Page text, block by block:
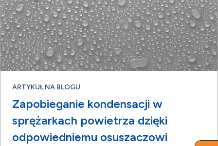
ARTYKUŁ NA BLOGU
Zapobieganie kondensacji w
sprężarkach powietrza dzięki
odpowiedniemu osuszaczowi